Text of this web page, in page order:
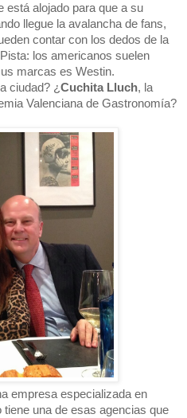
está alojado para que a su
llegue la avalancha de fans,
contar con los dedos de la
los americanos suelen
marcas es Westin.
ciudad? ¿Cuchita Lluch, la
Valenciana de Gastronomía?
empresa especializada en
una de esas agencias que